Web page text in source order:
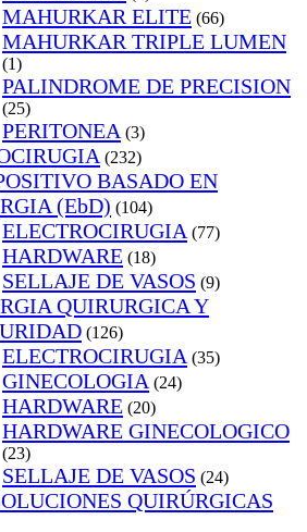
MAHURKAR ELITE (66)
MAHURKAR TRIPLE LUMEN
(1)
PALINDROME DE PRECISION
(25)
PERITONEA (3)
(232)
BASADO EN
(EbD) (104)
ELECTROCIRUGIA (77)
HARDWARE (18)
SELLAJE DE VASOS (9)
QUIRURGICA Y
(126)
ELECTROCIRUGIA (35)
GINECOLOGIA (24)
HARDWARE (20)
HARDWARE GINECOLOGICO
(23)
SELLAJE DE VASOS (24)
QUIRÚRGICAS